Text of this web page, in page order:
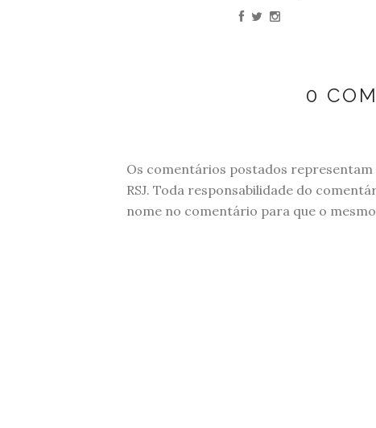
0
Os comentários postados
RSJ. Toda responsabilidade do
nome no comentário para que o